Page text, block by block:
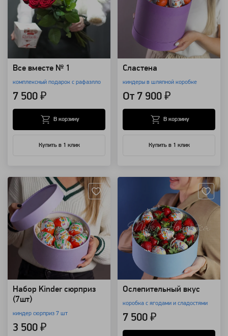
Все вместе № 1
комплексный подарок с рафаэлло
7 500 ₽
Купить в 1 клик
В корзину
Сластена
киндеры в шляпной коробке
От 7 900 ₽
Купить в 1 клик
В корзину
Набор Kinder сюрприз
(7шт)
киндер сюрприз 7 шт
3 500 ₽
Ослепительный вкус
коробка с ягодами и сладостями
7 500 ₽